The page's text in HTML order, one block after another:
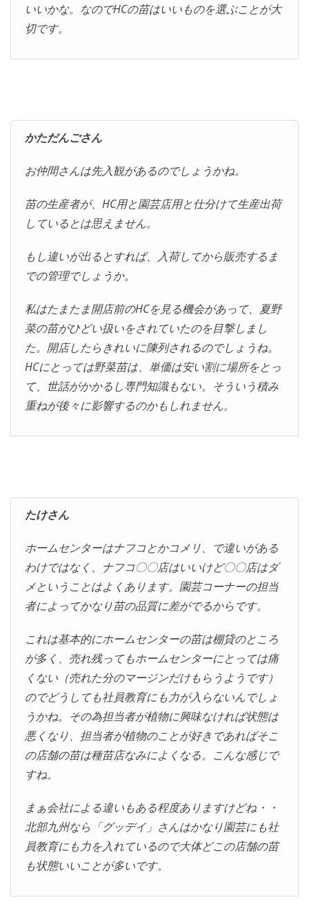
いいかな。なのでHCの苗はいいものを選ぶことが大
切です。
かただんごさん
お仲間さんは先入観があるのでしょうかね。
苗の生産者が、HC用と園芸店用と仕分けて生産出荷
しているとは思えません。
もし違いが出るとすれば、入荷してから販売するま
での管理でしょうか。
私はたまたま開店前のHCを見る機会があって、夏野
菜の苗がひどい扱いをされていたのを目撃しまし
た。開店したらきれいに陳列されるのでしょうね。
HCにとっては野菜苗は、単価は安い割に場所をとっ
て、世話がかかるし専門知識もない。そういう積み
重ねが後々に影響するのかもしれません。
たけさん
ホームセンターはナフコとかコメリ、で違いがある
わけではなく、ナフコ〇〇店はいいけど〇〇店はダ
メということはよくあります。園芸コーナーの担当
者によってかなり苗の品質に差がでるからです。
これは基本的にホームセンターの苗は棚貸のところ
が多く、売れ残ってもホームセンターにとっては痛
くない（売れた分のマージンだけもらうようです）
のでどうしても社員教育にも力が入らないんでしょ
うかね。その為担当者が植物に興味なければ状態は
悪くなり、担当者が植物のことが好きであればそこ
の店舗の苗は種苗店なみによくなる。こんな感じで
すね。
まぁ会社による違いもある程度ありますけどね・・
北部九州なら「グッデイ」さんはかなり園芸にも社
員教育にも力を入れているので大体どこの店舗の苗
も状態いいことが多いです。